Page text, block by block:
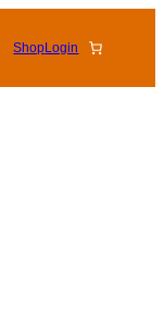
ShopLogin